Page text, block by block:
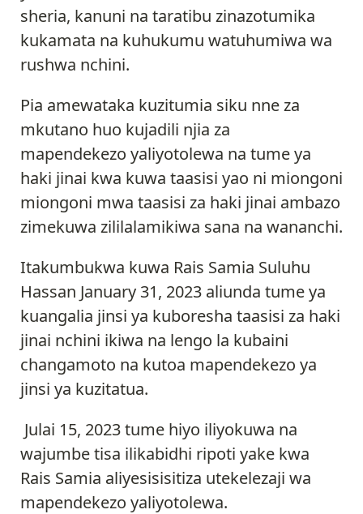
sheria, kanuni na taratibu zinazotumika
kukamata na kuhukumu watuhumiwa wa
rushwa nchini.
Pia amewataka kuzitumia siku nne za
mkutano huo kujadili njia za
mapendekezo yaliyotolewa na tume ya
haki jinai kwa kuwa taasisi yao ni miongoni
miongoni mwa taasisi za haki jinai ambazo
zimekuwa zililalamikiwa sana na wananchi.
Itakumbukwa kuwa Rais Samia Suluhu
Hassan January 31, 2023 aliunda tume ya
kuangalia jinsi ya kuboresha taasisi za haki
jinai nchini ikiwa na lengo la kubaini
changamoto na kutoa mapendekezo ya
jinsi ya kuzitatua.
Julai 15, 2023 tume hiyo iliyokuwa na
wajumbe tisa ilikabidhi ripoti yake kwa
Rais Samia aliyesisisitiza utekelezaji wa
mapendekezo yaliyotolewa.